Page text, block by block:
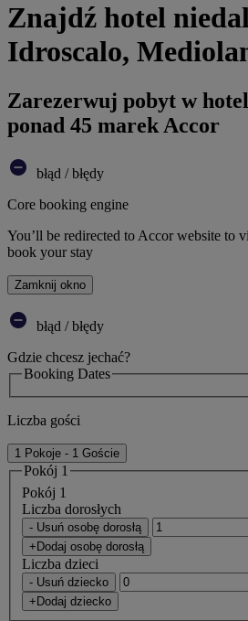
Znajdź hotel
Idroscalo,
Zarezerwuj pobyt w
ponad 45 marek Accor
błąd / błędy
Core booking engine
You’ll be redirected to Accor website to
book your stay
Zamknij okno
błąd / błędy
Gdzie chcesz jechać?
Booking Dates
Liczba gości
1 Pokoje - 1 Goście
Pokój 1
Pokój 1
Liczba dorosłych
- Usuń osobę dorosłą
+Dodaj osobę dorosłą
Liczba dzieci
- Usuń dziecko
+Dodaj dziecko